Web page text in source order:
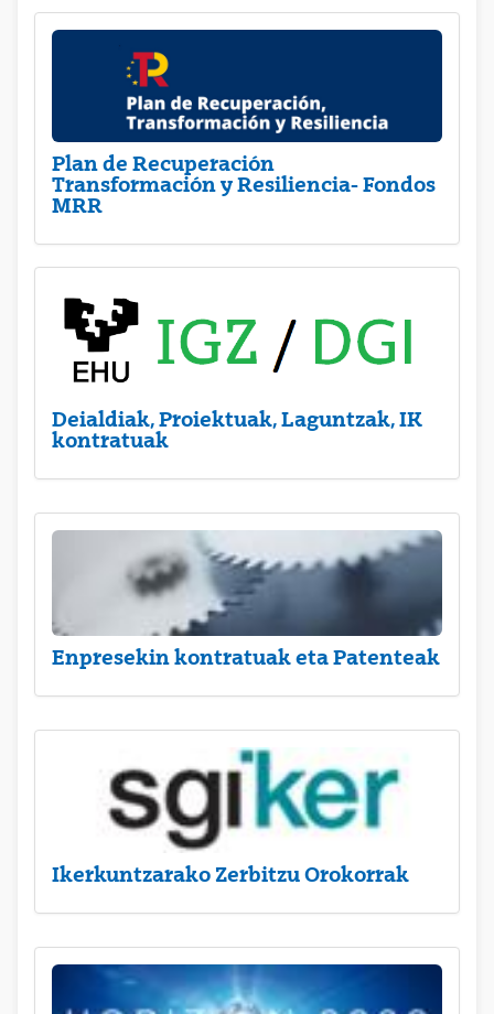
Plan de Recuperación
Transformación y Resiliencia- Fondos
MRR
Deialdiak, Proiektuak, Laguntzak, IK
kontratuak
Enpresekin kontratuak eta Patenteak
Ikerkuntzarako Zerbitzu Orokorrak